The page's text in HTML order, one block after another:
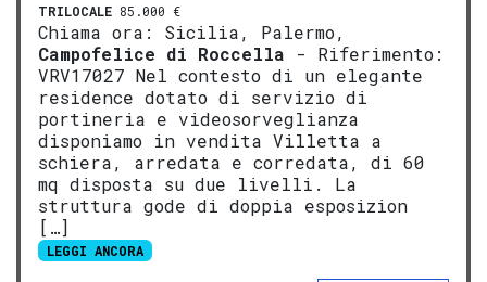
TRILOCALE 85.000 €
Chiama ora: Sicilia, Palermo,
Campofelice di Roccella - Riferimento:
VRV17027 Nel contesto di un elegante
residence dotato di servizio di
portineria e videosorveglianza
disponiamo in vendita Villetta a
schiera, arredata e corredata, di 60
mq disposta su due livelli. La
struttura gode di doppia esposizion
[…]
LEGGI ANCORA